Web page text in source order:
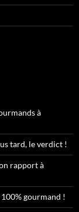
à
tard, le verdict !
rapport à
gourmand !